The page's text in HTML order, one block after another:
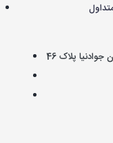
پلاک 46